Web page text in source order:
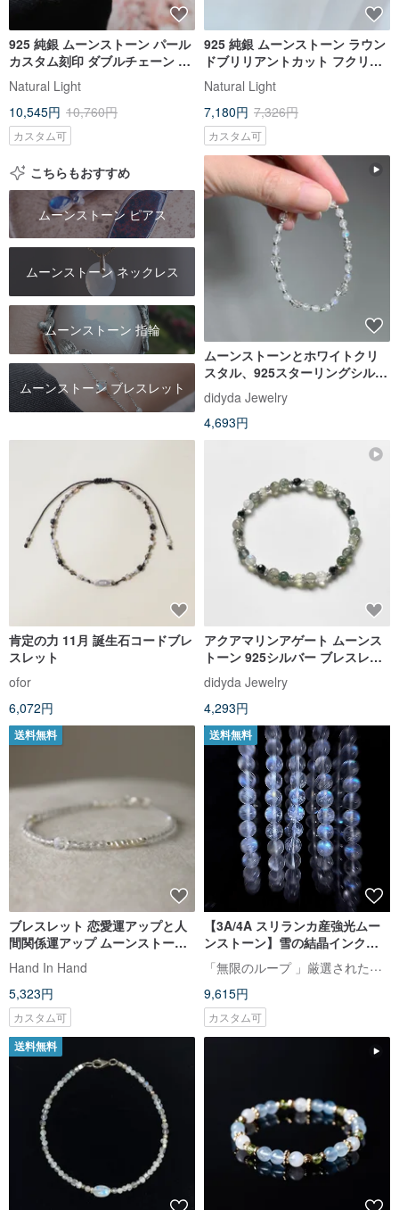
925 純銀 ムーンストーン パール
カスタム刻印 ダブルチェーン ブ
レスレット 2 色選択可能 無料ラ
ッピング
Natural Light
10,545円 10,760円
カスタム可
925 純銀 ムーンストーン ラウン
ドブリリアントカット フクリン
留め チェーンリング 指輪 無料ギ
フトラッピング
Natural Light
7,180円 7,326円
カスタム可
こちらもおすすめ
ムーンストーン ピアス
ムーンストーン ネックレス
ムーンストーン 指輪
ムーンストーン ブレスレット
ムーンストーンとホワイトクリ
スタル、925スターリングシルバ
ーのブレスレット
didyda Jewelry
4,693円
肯定の力 11月 誕生石コードブレ
スレット
ofor
6,072円
アクアマリンアゲート ムーンス
トーン 925シルバー ブレスレッ
ト
didyda Jewelry
4,293円
送料無料
ブレスレット 恋愛運アップと人
間関係運アップ ムーンストーン
パール - 促進 -
Hand In Hand
5,323円
カスタム可
送料無料
【3A/4A スリランカ産強光ムー
ンストーン】雪の結晶インクル
ージョン入りブルームーンスト
ーン ブレスレット/一点物
「無限のループ 」厳選されたクリスタル/水晶/原石ラフ/ブレスレット/彫刻置物/彫刻置物
9,615円
カスタム可
送料無料